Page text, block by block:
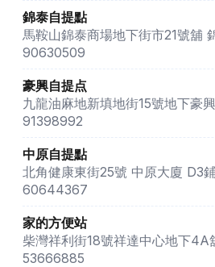
錦泰自提點
馬鞍山錦泰商場地下街市21號舖
90630509
豪興自提点
九龍油麻地新填地街15號地下豪
91398992
中原自提點
北角健康東街25號 中原大廈 D3
60644367
家的方便站
柴灣祥利街18號祥達中心地下4A
53666885